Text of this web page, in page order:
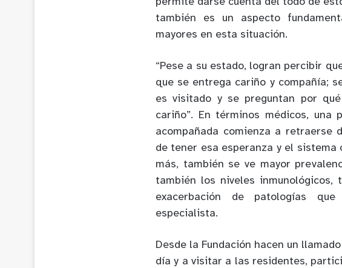
también es un aspecto
mayores en esta situación.
“Pese a su estado, logran percibir
que se entrega cariño y compañía;
es visitado y se preguntan por
cariño”. En términos médicos,
acompañada comienza a retraerse
de tener esa esperanza y el
más, también se ve mayor
también los niveles inmunológicos,
exacerbación de patologías
especialista.
Desde la Fundación hacen un
día y a visitar a las residentes,